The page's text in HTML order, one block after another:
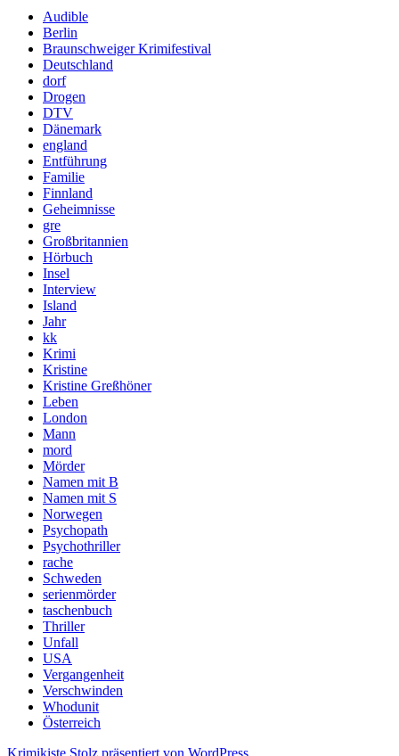
Audible
Berlin
Braunschweiger Krimifestival
Deutschland
dorf
Drogen
DTV
Dänemark
england
Entführung
Familie
Finnland
Geheimnisse
gre
Großbritannien
Hörbuch
Insel
Interview
Island
Jahr
kk
Krimi
Kristine
Kristine Greßhöner
Leben
London
Mann
mord
Mörder
Namen mit B
Namen mit S
Norwegen
Psychopath
Psychothriller
rache
Schweden
serienmörder
taschenbuch
Thriller
Unfall
USA
Vergangenheit
Verschwinden
Whodunit
Österreich